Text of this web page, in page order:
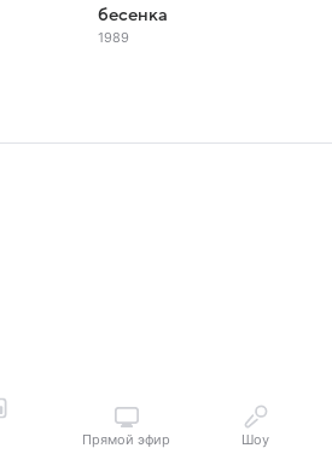
бесенка
1989
Прямой эфир Шоу